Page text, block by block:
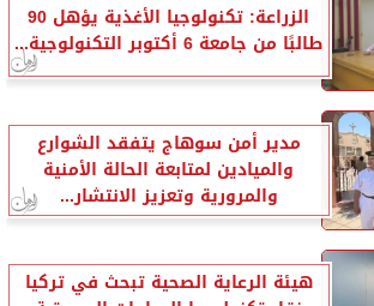
الزراعة: تكنولوجيا الأغذية يؤهل 90
طالبًا من جامعة 6 أكتوبر التكنولوجية...
مدير أمن سوهاج يتفقد الشوارع
والميادين لمتابعة الحالة الأمنية
والمرورية وتعزيز الانتشار...
هيئة الرعاية الصحية تبحث في تركيا